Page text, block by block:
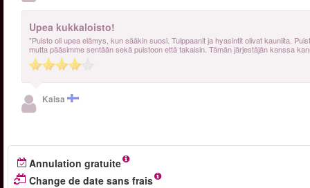
Upea kukkaloisto!
"Puisto oli upea elämys, kun sääkin suosi. Tulppaanit ja hyasintit olivat kauniita.
mutta pääsimme sentään sekä puistoon että takaisin. Tämän järjestäjän kanssa
Kaisa
Annulation gratuite
Change de date sans frais